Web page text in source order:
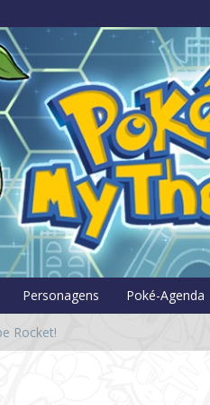
Personagens Poké-Agenda
Rocket!